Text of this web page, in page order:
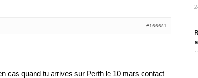
#166681
cas quand tu arrives sur Perth le 10 mars contact